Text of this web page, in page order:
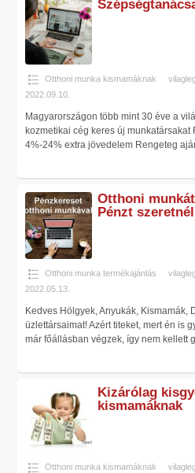
Otthoni munka kismamáknak
2022.09.10.
Magyarországon több mint 30 éve a
kozmetikai cég keres új
4%-24% extra jövedelem Rengeteg
Otthoni
Pénzt
Otthoni munka termékajánlás
2022.05.13.
Kedves Hölgyek, Anyukák, Kismamák,
üzlettársaimat! Azért titeket, mert én is
már főállásban végzek, így nem kellett
Kizárólag
kismamáknak
Otthoni munka kismamáknak